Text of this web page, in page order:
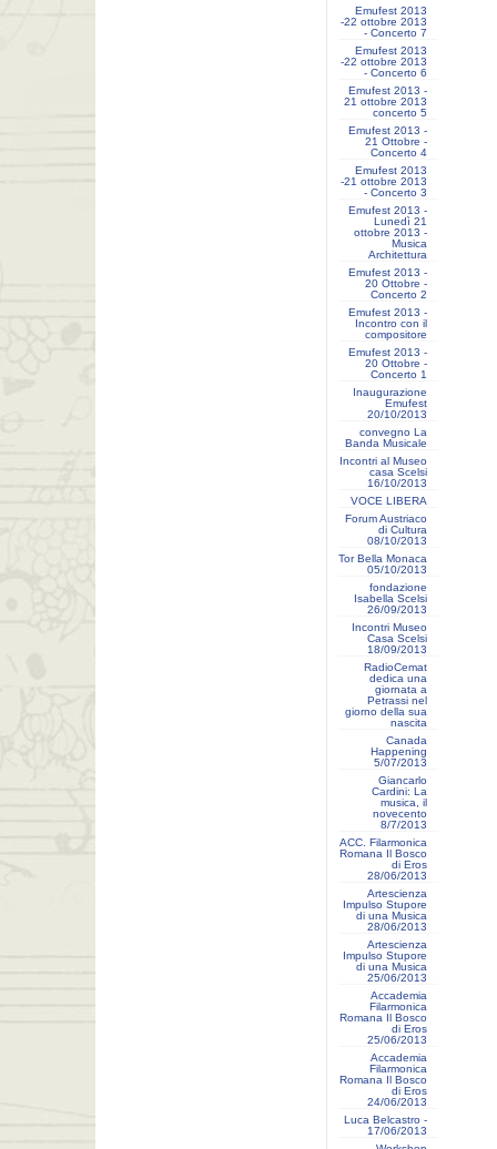
Emufest 2013
-22 ottobre 2013
- Concerto 7
Emufest 2013
-22 ottobre 2013
- Concerto 6
Emufest 2013 -
21 ottobre 2013
concerto 5
Emufest 2013 -
21 Ottobre -
Concerto 4
Emufest 2013
-21 ottobre 2013
- Concerto 3
Emufest 2013 -
Lunedì 21
ottobre 2013 -
Musica
Architettura
Emufest 2013 -
20 Ottobre -
Concerto 2
Emufest 2013 -
Incontro con il
compositore
Emufest 2013 -
20 Ottobre -
Concerto 1
Inaugurazione
Emufest
20/10/2013
convegno La
Banda Musicale
Incontri al Museo
casa Scelsi
16/10/2013
VOCE LIBERA
Forum Austriaco
di Cultura
08/10/2013
Tor Bella Monaca
05/10/2013
fondazione
Isabella Scelsi
26/09/2013
Incontri Museo
Casa Scelsi
18/09/2013
RadioCemat
dedica una
giornata a
Petrassi nel
giorno della sua
nascita
Canada
Happening
5/07/2013
Giancarlo
Cardini: La
musica, il
novecento
8/7/2013
ACC. Filarmonica
Romana Il Bosco
di Eros
28/06/2013
Artescienza
Impulso Stupore
di una Musica
28/06/2013
Artescienza
Impulso Stupore
di una Musica
25/06/2013
Accademia
Filarmonica
Romana Il Bosco
di Eros
25/06/2013
Accademia
Filarmonica
Romana Il Bosco
di Eros
24/06/2013
Luca Belcastro -
17/06/2013